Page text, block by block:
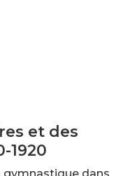
et des
1920